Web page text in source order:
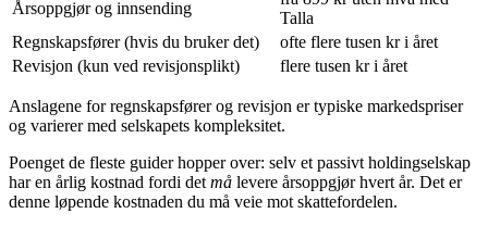
Årsoppgjør og innsending
Talla
Regnskapsfører (hvis du bruker det)
ofte flere tusen kr i året
Revisjon (kun ved revisjonsplikt)
flere tusen kr i året
Anslagene for regnskapsfører og revisjon er typiske markedspriser
og varierer med selskapets kompleksitet.
Poenget de fleste guider hopper over: selv et passivt holdingselskap
har en årlig kostnad fordi detmå levere årsoppgjør hvert år. Det er
denne løpende kostnaden du må veie mot skattefordelen.